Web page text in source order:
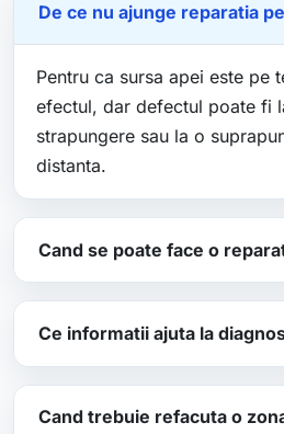
De ce nu ajunge reparatia
Pentru ca sursa apei este pe
efectul, dar defectul poate fi
strapungere sau la o
distanta.
Cand se poate face o
Ce informatii ajuta la
Cand trebuie refacuta o